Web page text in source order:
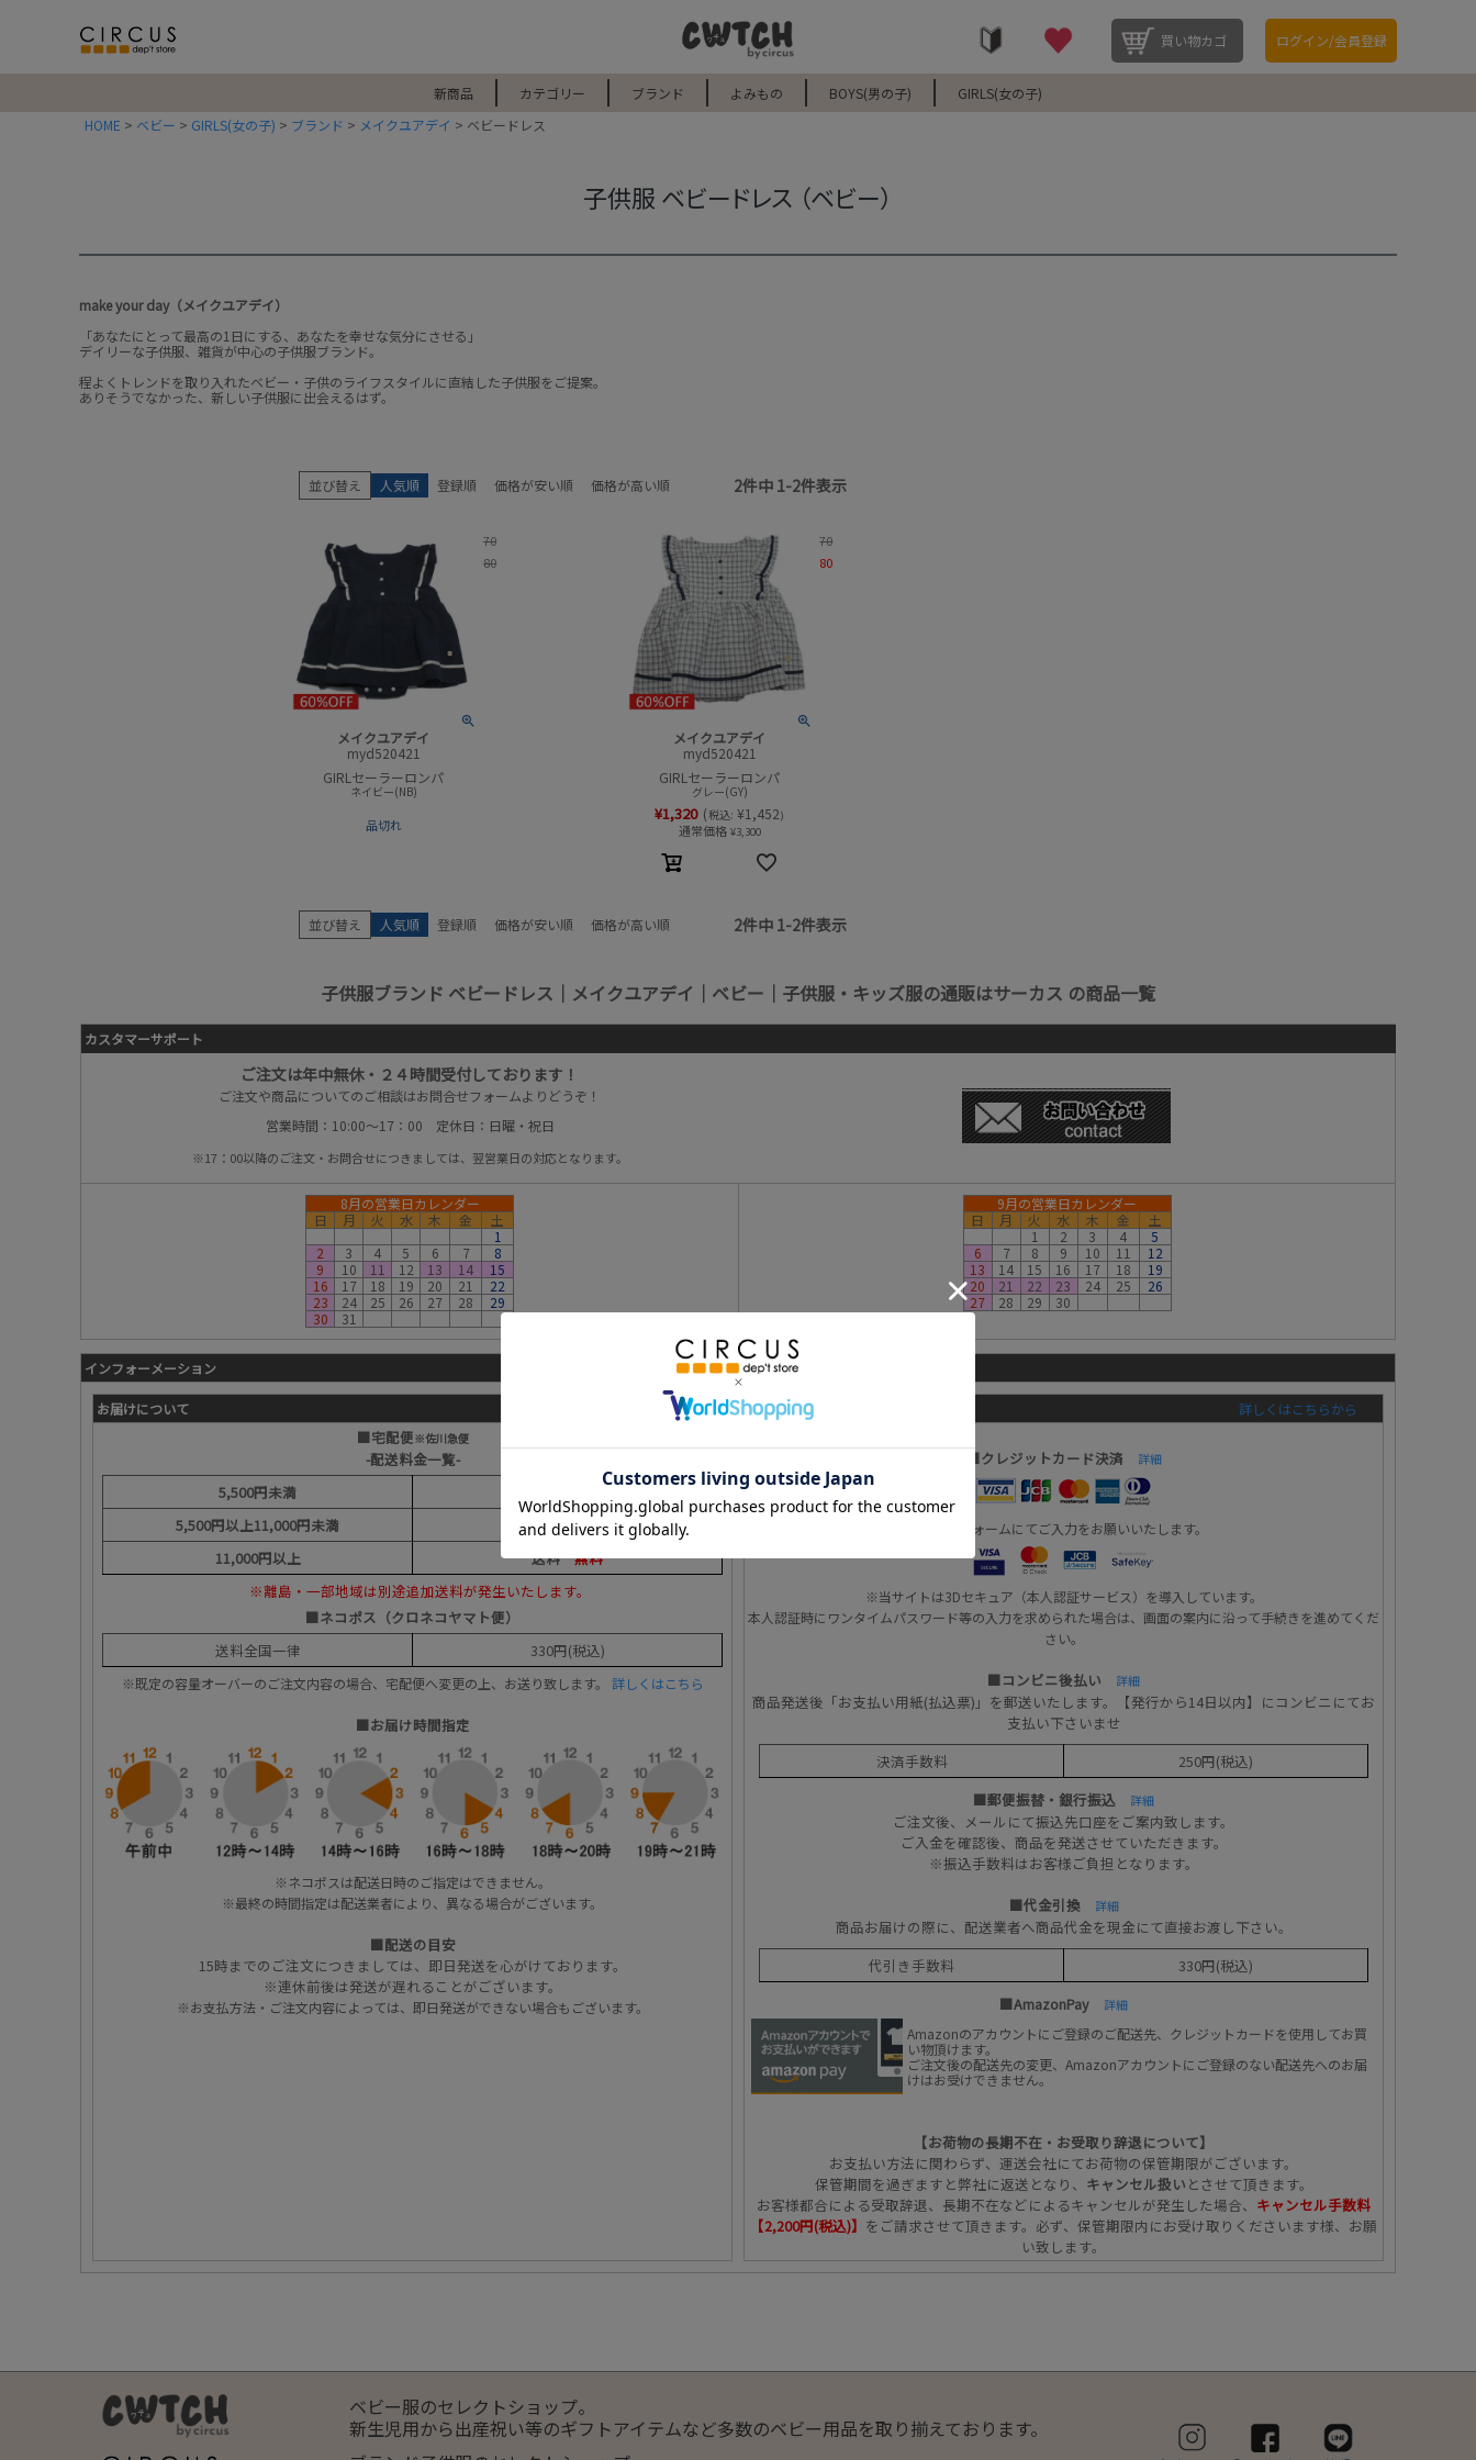
買い物カゴ ログイン/会員登録
新商品 カテゴリー ブランド よみもの BOYS(男の子)
GIRLS(女の子)
HOME
ベビー GIRLS(女の子) ブランド メイクユアデイ ベビードレス
子供服 ベビードレス （ベビー）
make your day（メイクユアデイ）
「あなたにとって最高の1日にする、あなたを幸せな気分にさせる」
デイリーな子供服、雑貨が中心の子供服ブランド。
程よくトレンドを取り入れたベビー・子供のライフスタイルに直結した子供服をご提案。
ありそうでなかった、新しい子供服に出会えるはず。
並び替え 人気順 登録順 価格が安い順 価格が高い順 2件中 1-2件表示
メイクユアデイ
myd520421
GIRLセーラーロンパ
ネイビー(NB)
品切れ
70
80
メイクユアデイ
myd520421
GIRLセーラーロンパ
グレー(GY)
¥1,320 (税込: ¥1,452)
通常価格 ¥3,300
70
80
並び替え 人気順 登録順 価格が安い順 価格が高い順 2件中 1-2件表示
子供服ブランド ベビードレス｜メイクユアデイ｜ベビー｜子供服・キッズ服の通販はサーカス の商品一覧
カスタマーサポート
ご注文は年中無休・２４時間受付しております！
ご注文や商品についてのご相談はお問合せフォームよりどうぞ！
営業時間：10:00～17：00 定休日：日曜・祝日
※17：00以降のご注文・お問合せにつきましては、翌営業日の対応となります。
8月の営業日カレンダー
日
月 火 水 木 金
土
1
2
3 4 5 6 7
8
9
10 11 12 13 14
15
16
17 18 19 20 21
22
23
24 25 26 27 28
29
30
31
9月の営業日カレンダー
日
月 火 水 木 金
土
1
2 3 4
5
6
7 8 9 10 11
12
13
14 15 16 17 18
19
20
21 22 23 24 25
26
27
28 29 30
インフォーメーション
お届けについて 詳しくはこちらから
■宅配便※佐川急便
-配送料金一覧-
5,500円未満
5,500円以上11,000円未満
送料330円(税込)
11,000円以上
送料無料
※離島・一部地域は別途追加送料が発生いたします。
■ネコポス（クロネコヤマト便）
送料全国一律
330円(税込)
※既定の容量オーバーのご注文内容の場合、宅配便へ変更の上、お送り致します。 詳しくはこちら
■お届け時間指定
※ネコポスは配送日時のご指定はできません。
※最終の時間指定は配送業者により、異なる場合がございます。
■配送の目安
15時までのご注文につきましては、即日発送を心がけております。
※連休前後は発送が遅れることがございます。
※お支払方法・ご注文内容によっては、即日発送ができない場合もございます。
お支払方法について 詳しくはこちらから
■クレジットカード決済 詳細
※注文フォームにてご入力をお願いいたします。
※当サイトは3Dセキュア（本人認証サービス）を導入しています。
本人認証時にワンタイムパスワード等の入力を求められた場合は、画面の案内に沿って手続きを進めてくだ
さい。
■コンビニ後払い 詳細
商品発送後「お支払い用紙(払込票)」を郵送いたします。【発行から14日以内】にコンビニにてお
支払い下さいませ
決済手数料
250円(税込)
■郵便振替・銀行振込
詳細
ご注文後、メールにて振込先口座をご案内致します。
ご入金を確認後、商品を発送させていただきます。
※振込手数料はお客様ご負担となります。
■代金引換
詳細
商品お届けの際に、配送業者へ商品代金を現金にて直接お渡し下さい。
代引き手数料
330円(税込)
■AmazonPay
詳細
Amazonのアカウントにご登録のご配送先、クレジットカードを使用してお買
い物頂けます。
ご注文後の配送先の変更、Amazonアカウントにご登録のない配送先へのお届
けはお受けできません。
【お荷物の長期不在・お受取り辞退について】
お支払い方法に関わらず、運送会社にてお荷物の保管期限がございます。
保管期間を過ぎますと弊社に返送となり、 キャンセル扱い とさせて頂きます。
お客様都合による受取辞退、長期不在などによるキャンセルが発生した場合、 キャンセル手数料
【2,200円(税込)】 をご請求させて頂きます。必ず、保管期限内にお受け取りくださいます様、お願
い致します。
ベビー服のセレクトショップ。
新生児用から出産祝い等のギフトアイテムなど多数のベビー用品を取り揃えております。